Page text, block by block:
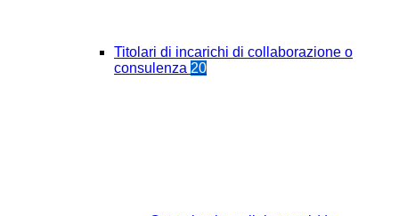
Titolari di incarichi di collaborazione o
consulenza 20